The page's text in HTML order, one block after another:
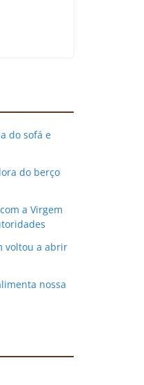
do sofá e
do berço
a Virgem
voltou a abrir
nossa